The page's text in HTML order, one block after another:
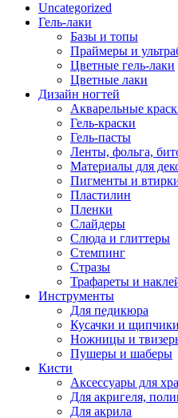
Uncategorized
Гель-лаки
Базы и топы
Праймеры и
Цветные гель-лаки
Цветные лаки
Дизайн ногтей
Акварельные
Гель-краски
Гель-пасты
Ленты, фольга,
Материалы для
Пигменты и
Пластилин
Пленки
Слайдеры
Слюда и глиттеры
Стемпинг
Стразы
Трафареты и
Инструменты
Для педикюра
Кусачки и щипчики
Ножницы и
Пушеры и шаберы
Кисти
Аксессуары для
Для акригеля,
Для акрила